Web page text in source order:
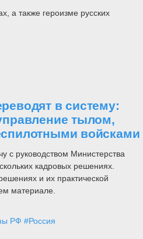
а также героизме русских
в систему:
тылом,
войсками
с руководством Министерства
кадровых решениях.
и их практической
материале.
РФ #Россия